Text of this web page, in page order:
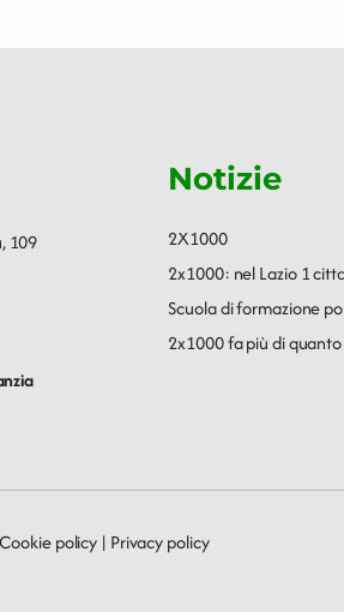
109
Notizie
2X1000
2x1000: nel Lazio 1
Scuola di formazione
2x1000 fa più di
Cookie policy | Privacy policy